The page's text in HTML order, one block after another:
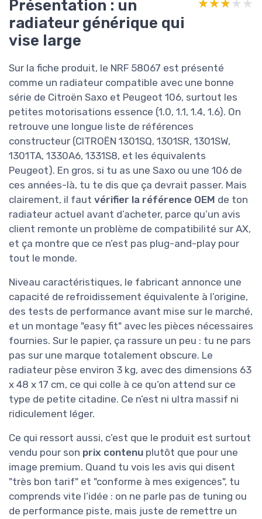
Présentation : un
radiateur générique qui
vise large
★★★★★
★★★★★
Sur la fiche produit, le NRF 58067 est présenté
comme un radiateur compatible avec une bonne
série de Citroën Saxo et Peugeot 106, surtout les
petites motorisations essence (1.0, 1.1, 1.4, 1.6). On
retrouve une longue liste de références
constructeur (CITROËN 1301SQ, 1301SR, 1301SW,
1301TA, 1330A6, 1331S8, et les équivalents
Peugeot). En gros, si tu as une Saxo ou une 106 de
ces années-là, tu te dis que ça devrait passer. Mais
clairement, il faut vérifier la référence OEM de ton
radiateur actuel avant d’acheter, parce qu’un avis
client remonte un problème de compatibilité sur AX,
et ça montre que ce n’est pas plug-and-play pour
tout le monde.
Niveau caractéristiques, le fabricant annonce une
capacité de refroidissement équivalente à l’origine,
des tests de performance avant mise sur le marché,
et un montage "easy fit" avec les pièces nécessaires
fournies. Sur le papier, ça rassure un peu : tu ne pars
pas sur une marque totalement obscure. Le
radiateur pèse environ 3 kg, avec des dimensions 63
x 48 x 17 cm, ce qui colle à ce qu’on attend sur ce
type de petite citadine. Ce n’est ni ultra massif ni
ridiculement léger.
Ce qui ressort aussi, c’est que le produit est surtout
vendu pour son prix contenu plutôt que pour une
image premium. Quand tu vois les avis qui disent
"très bon tarif" et "conforme à mes exigences", tu
comprends vite l’idée : on ne parle pas de tuning ou
de performance piste, mais juste de remettre un